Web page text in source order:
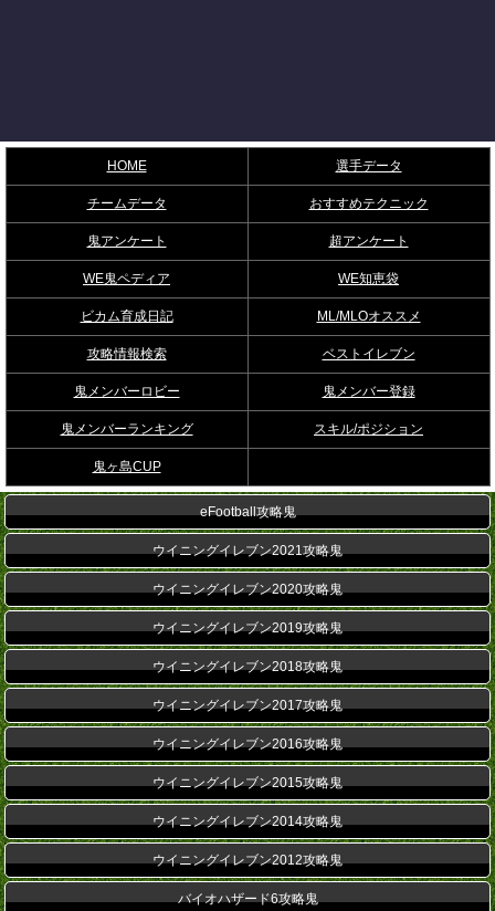
HOME 選手データ
チームデータ おすすめテクニック
鬼アンケート 超アンケート
WE鬼ペディア WE知恵袋
ビカム育成日記 ML/MLOオススメ
攻略情報検索 ベストイレブン
鬼メンバーロビー 鬼メンバー登録
鬼メンバーランキング スキル/ポジション
鬼ヶ島CUP
eFootball攻略鬼
ウイニングイレブン2021攻略鬼
ウイニングイレブン2020攻略鬼
ウイニングイレブン2019攻略鬼
ウイニングイレブン2018攻略鬼
ウイニングイレブン2017攻略鬼
ウイニングイレブン2016攻略鬼
ウイニングイレブン2015攻略鬼
ウイニングイレブン2014攻略鬼
ウイニングイレブン2012攻略鬼
バイオハザード6攻略鬼